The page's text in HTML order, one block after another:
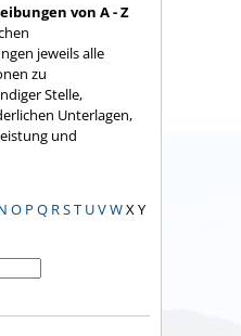
von A - Z
jeweils alle
zu
Stelle,
Unterlagen,
und
O P Q RST UVWXY